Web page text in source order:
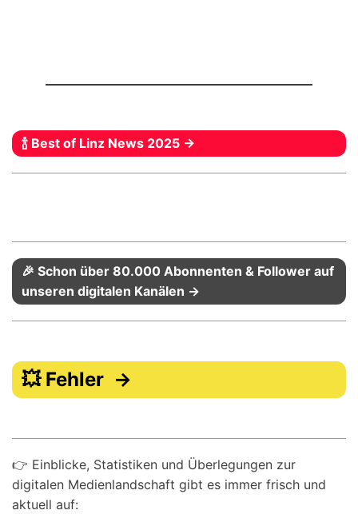
🍾 Best of Linz News 2025 →
🎉 Schon über 80.000 Abonnenten & Follower auf
unseren digitalen Kanälen →
💥 Fehler →
👉 Einblicke, Statistiken und Überlegungen zur
digitalen Medienlandschaft gibt es immer frisch und
aktuell auf: